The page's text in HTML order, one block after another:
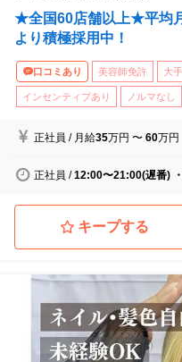
★全国60店舗以上★平均
より積極採用中！
口コミあり 美容師免許 大
インセンティブあり ノルマなし
正社員 / 月給35万円 〜60万円
正社員 /12:00〜21:00(遅番)
キープする